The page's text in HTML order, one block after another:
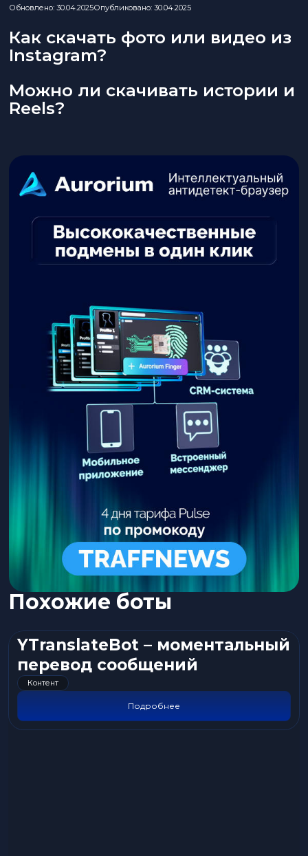
Обновлено: 30.04.2025Опубликовано: 30.04.2025
Как скачать фото или видео из
Instagram?
Можно ли скачивать истории и
Reels?
Похожие боты
YTranslateBot – моментальный
перевод сообщений
Контент
Подробнее